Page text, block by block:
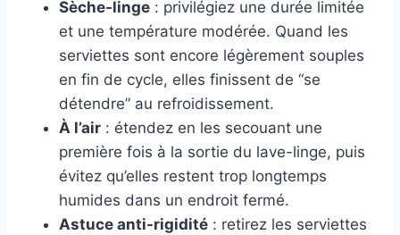
Sèche-linge : privilégiez une durée limitée
et une température modérée. Quand les
serviettes sont encore légèrement souples
en fin de cycle, elles finissent de “se
détendre” au refroidissement.
À l’air : étendez en les secouant une
première fois à la sortie du lave-linge, puis
évitez qu’elles restent trop longtemps
humides dans un endroit fermé.
Astuce anti-rigidité : retirez les serviettes